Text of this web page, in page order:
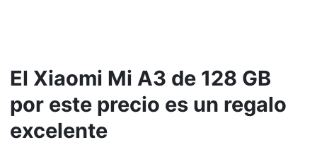
El Xiaomi Mi A3 de 128 GB
por este precio es un regalo
excelente